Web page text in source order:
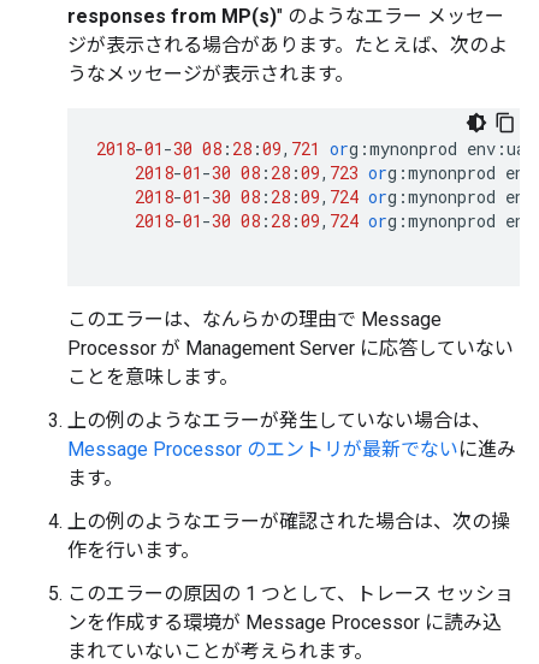
responses from MP(s)" のようなエラー メッセー
ジが表示される場合があります。たとえば、次のよ
うなメッセージが表示されます。
2018-01 -30 08 : 28 :09, 721 org :mynonprod env :uat
2018-01 -30 08 : 28 :09, 723 org :mynonprod env
2018-01 -30 08 : 28 :09, 724 org :mynonprod env
2018-01 -30 08 : 28 :09, 724 org :mynonprod env
このエラーは、なんらかの理由で Message
Processor が Management Server に応答していない
ことを意味します。
上の例のようなエラーが発生していない場合は、
Message Processor のエントリが最新でないに進み
ます。
上の例のようなエラーが確認された場合は、次の操
作を行います。
このエラーの原因の 1 つとして、トレース セッショ
ンを作成する環境が Message Processor に読み込
まれていないことが考えられます。